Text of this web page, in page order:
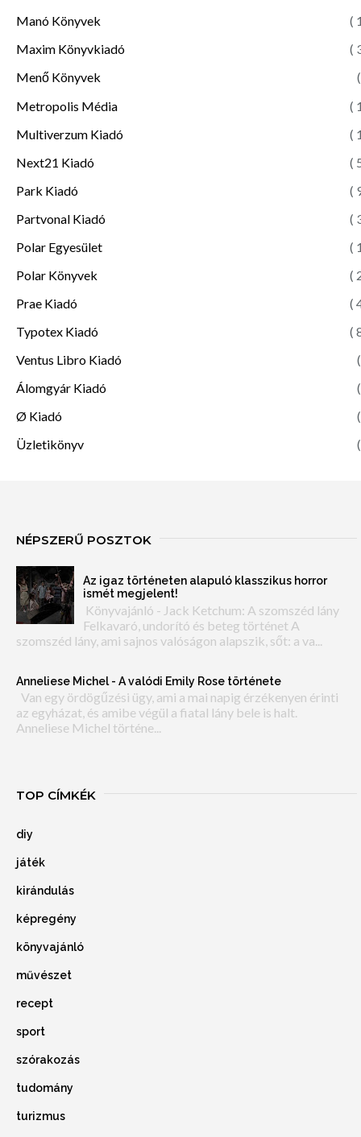
Manó Könyvek
(
Maxim Könyvkiadó
(
Menő Könyvek
Metropolis Média
(
Multiverzum Kiadó
(
Next21 Kiadó
(
Park Kiadó
(
Partvonal Kiadó
(
Polar Egyesület
(
Polar Könyvek
(
Prae Kiadó
(
Typotex Kiadó
(
Ventus Libro Kiadó
Álomgyár Kiadó
Ø Kiadó
Üzletikönyv
NÉPSZERŰ POSZTOK
Az igaz történeten alapuló klasszikus horror
ismét megjelent!
Könyvajánló - Jack Ketchum: A szomszéd lány
Felkavaró, undorító és beteg történet A
szomszéd lány, ami sajnos valóságon alapszik, sőt: a va...
Anneliese Michel - A valódi Emily Rose története
Van egy ördögűzési ügy, ami a mai napig érzékenyen érinti
az egyházat, és amibe végül a fiatal lány bele is halt.
Anneliese Michel történe...
TOP CÍMKÉK
diy
játék
kirándulás
képregény
könyvajánló
művészet
recept
sport
szórakozás
tudomány
turizmus